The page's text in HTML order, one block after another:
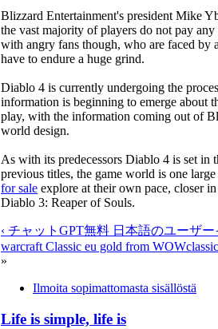
Blizzard Entertainment's president Mike
the vast majority of players do not pay
with angry fans though, who are faced by
have to endure a huge grind.
Diablo 4 is currently undergoing the
information is beginning to emerge about
play, with the information coming out of
world design.
As with its predecessors Diablo 4 is set in
previous titles, the game world is one
for sale explore at their own pace, closer
Diablo 3: Reaper of Souls.
‹ チャットGPT無料 日本語のユーザ
warcraft Classic eu gold from
»
Ilmoita sopimattomasta sisällöstä
Life is simple, life is